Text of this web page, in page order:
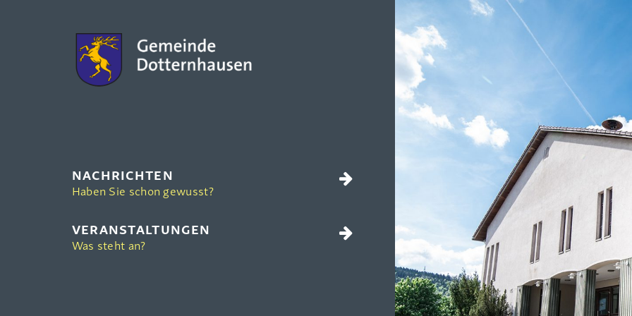
NACHRICHTEN
Haben Sie schon gewusst?
VERANSTALTUNGEN
Was steht an?